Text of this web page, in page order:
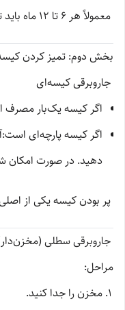
معمولاً هر ۶ تا ۱۲ ماه باید تعویض شوند (بسته به میزان استفاده).
بخش دوم: تمیز کردن
جاروبرقی کیسه‌ای
اگر کیسه یک‌بار مصرف است:وقتی ۷۰–۸۰٪
اگر کیسه پارچه‌ای
دهید. در صورت امکان
پر بودن کیسه یکی از
جاروبرقی سطلی
مراحل:
مخزن را جدا کنید.